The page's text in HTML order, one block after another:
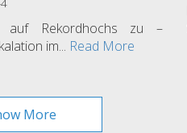
auf Rekordhochs zu –
im... Read More
More